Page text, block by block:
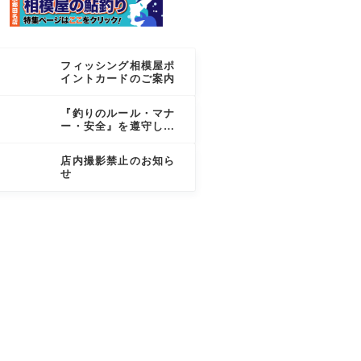
フィッシング相模屋ポ
イントカードのご案内
『釣りのルール・マナ
ー・安全』を遵守しま
店内撮影禁止のお知ら
せ